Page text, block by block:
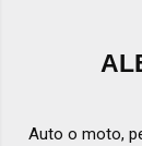
Auto o moto,